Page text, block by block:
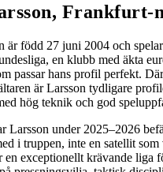
Frankfurt-
är född 27 juni 2004 och
en klubb med äkta
passar hans profil perfekt.
är Larsson tydligare
hög teknik och god
Larsson under 2025–2026
i truppen, inte en satellit som
en exceptionellt krävande liga